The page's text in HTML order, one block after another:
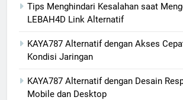
Tips Menghindari Kesalahan saat
LEBAH4D Link Alternatif
KAYA787 Alternatif dengan Akses
Kondisi Jaringan
KAYA787 Alternatif dengan Desain
Mobile dan Desktop